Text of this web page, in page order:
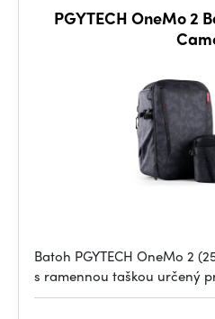
PGYTECH OneMo 2
Batoh PGYTECH OneMo 2
s ramennou taškou určený